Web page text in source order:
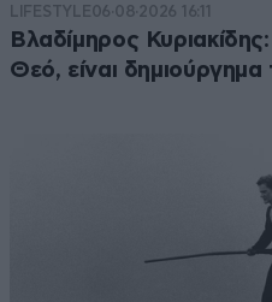
LIFESTYLE06·08·2026 16:11
Βλαδίμηρος
Θεό, είναι